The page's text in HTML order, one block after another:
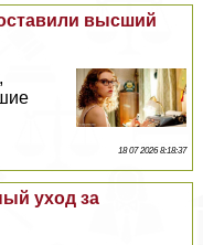
высший
18 07 2026 8:18:37
уход за